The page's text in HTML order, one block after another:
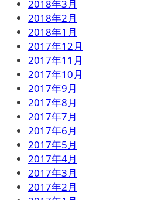
2018年3月
2018年2月
2018年1月
2017年12月
2017年11月
2017年10月
2017年9月
2017年8月
2017年7月
2017年6月
2017年5月
2017年4月
2017年3月
2017年2月